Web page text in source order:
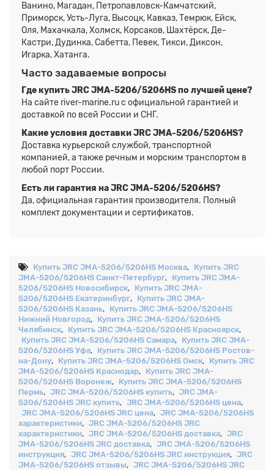
Ванино, Магадан, Петропавловск-Камчатский,
Приморск, Усть-Луга, Высоцк, Кавказ, Темрюк, Ейск,
Оля, Махачкала, Холмск, Корсаков, Шахтёрск, Де-
Кастри, Дудинка, Сабетта, Певек, Тикси, Диксон,
Игарка, Хатанга.
Часто задаваемые вопросы
Где купить JRC JMA-5206/5206HS по лучшей цене?
На сайте river-marine.ru с официальной гарантией и
доставкой по всей России и СНГ.
Какие условия доставки JRC JMA-5206/5206HS?
Доставка курьерской службой, транспортной
компанией, а также речным и морским транспортом в
любой порт России.
Есть ли гарантия на JRC JMA-5206/5206HS?
Да, официальная гарантия производителя. Полный
комплект документации и сертификатов.
Купить JRC JMA-5206/5206HS Москва, Купить JRC
JMA-5206/5206HS Санкт-Петербург, Купить JRC JMA-
5206/5206HS Новосибирск, Купить JRC JMA-
5206/5206HS Екатеринбург, Купить JRC JMA-
5206/5206HS Казань, Купить JRC JMA-5206/5206HS
Нижний Новгород, Купить JRC JMA-5206/5206HS
Челябинск, Купить JRC JMA-5206/5206HS Красноярск,
Купить JRC JMA-5206/5206HS Самара, Купить JRC JMA-
5206/5206HS Уфа, Купить JRC JMA-5206/5206HS Ростов-
на-Дону, Купить JRC JMA-5206/5206HS Омск, Купить JRC
JMA-5206/5206HS Краснодар, Купить JRC JMA-
5206/5206HS Воронеж, Купить JRC JMA-5206/5206HS
Пермь, JRC JMA-5206/5206HS купить, JRC JMA-
5206/5206HS JRC купить, JRC JMA-5206/5206HS цена,
JRC JMA-5206/5206HS JRC цена, JRC JMA-5206/5206HS
характеристики, JRC JMA-5206/5206HS JRC
характеристики, JRC JMA-5206/5206HS доставка, JRC
JMA-5206/5206HS JRC доставка, JRC JMA-5206/5206HS
инструкция, JRC JMA-5206/5206HS JRC инструкция, JRC
JMA-5206/5206HS отзывы, JRC JMA-5206/5206HS JRC